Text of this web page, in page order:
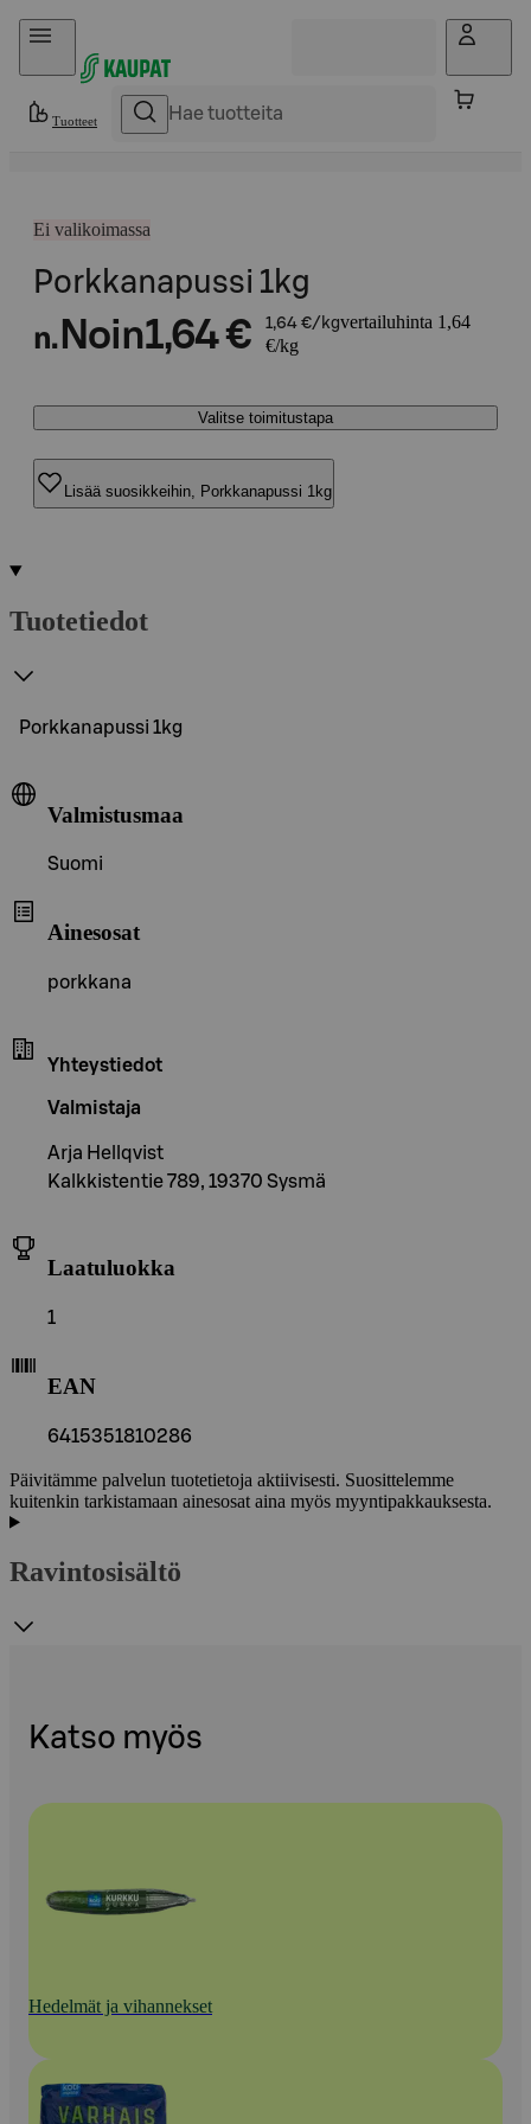
Hyppää sisältöön
Tuotteet
Ei valikoimassa
Porkkanapussi 1kg
n. Noin1,64 € 1,64 €/kgvertailuhinta 1,64
€/kg
Valitse toimitustapa
Lisää suosikkeihin, Porkkanapussi 1kg
Tuotetiedot
Porkkanapussi 1kg
Valmistusmaa
Suomi
Ainesosat
porkkana
Yhteystiedot
Valmistaja
Arja Hellqvist
Kalkkistentie 789, 19370 Sysmä
Laatuluokka
1
EAN
6415351810286
Päivitämme palvelun tuotetietoja aktiivisesti. Suosittelemme
kuitenkin tarkistamaan ainesosat aina myös myyntipakkauksesta.
Ravintosisältö
Katso myös
Hedelmät ja vihannekset